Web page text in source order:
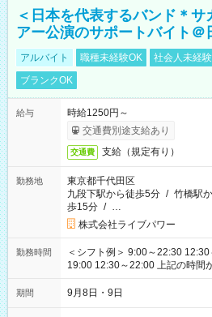
＜日本を代表するバンド＊サ
アー公演のサポートバイト＠
アルバイト 職種未経験OK 社会人未経
ブランクOK
給与
時給1250円～
交通費別途支給あり
交通費 支給（規定有り）
勤務地
東京都千代田区
九段下駅から徒歩5分 / 竹橋駅
歩15分 / …
株式会社ライブパワー
勤務時間
＜シフト例＞ 9:00～22:30
19:00 12:30～22:00 上記の時間から好きな時間を選べます！ ※
時間は変更となる可能性があり
期間 9月8日・9日